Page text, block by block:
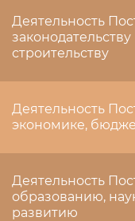
Деятельность
строительству
Деятельность
экономике,
Деятельность
образованию,
развитию